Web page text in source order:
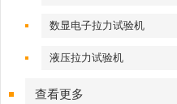
数显电子拉力试验机
液压拉力试验机
查看更多